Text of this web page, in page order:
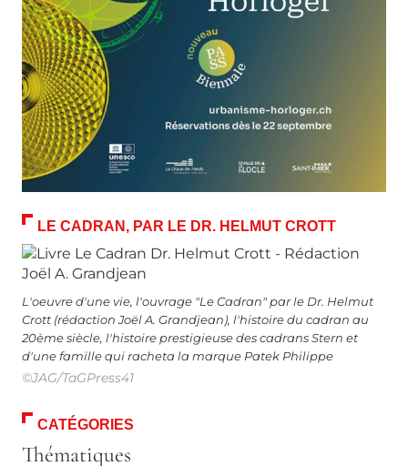
LE CADRAN, PAR LE DR. HELMUT CROTT
L'oeuvre d'une vie, l'ouvrage "Le Cadran" par le Dr. Helmut
Crott (rédaction Joël A. Grandjean), l'histoire du cadran au
20ème siècle, l'histoire prestigieuse des cadrans Stern et
d'une famille qui racheta la marque Patek Philippe
©JAG/TaGPress41
CATÉGORIES
Thématiques